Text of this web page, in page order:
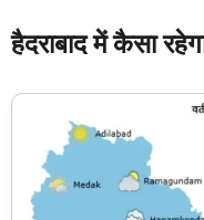
हैदराबाद में कैसा